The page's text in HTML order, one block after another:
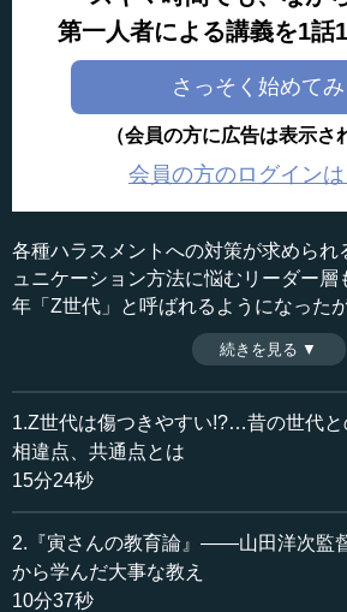
第一人者による講義を1話
さっそく始めてみ
（会員の方に広告は表示さ
会員の方のログイン
各種ハラスメントへの対策が求められ
ュニケーション方法に悩むリーダー層
年「Z世代」と呼ばれるようになった
ちと何が違うのか。また、何を大切に
感じているのか。これらを踏まえ、若
悩みに対して適切に向き合うためのコ
る。（全2話中第1話）
※インタビュアー：川上達史（テンミ
収録日：2023年6月21日
追加日：2023年12月22日
カテゴリー：
哲学・思想
社会・福祉
社会・福祉一般
≪全文≫
続きを見る ▼
1.Z世代は傷つきやすい!?…昔の世代と
相違点、共通点とは
15分24秒
2.『寅さんの教育論』――山田洋次監
から学んだ大事な教え
10分37秒